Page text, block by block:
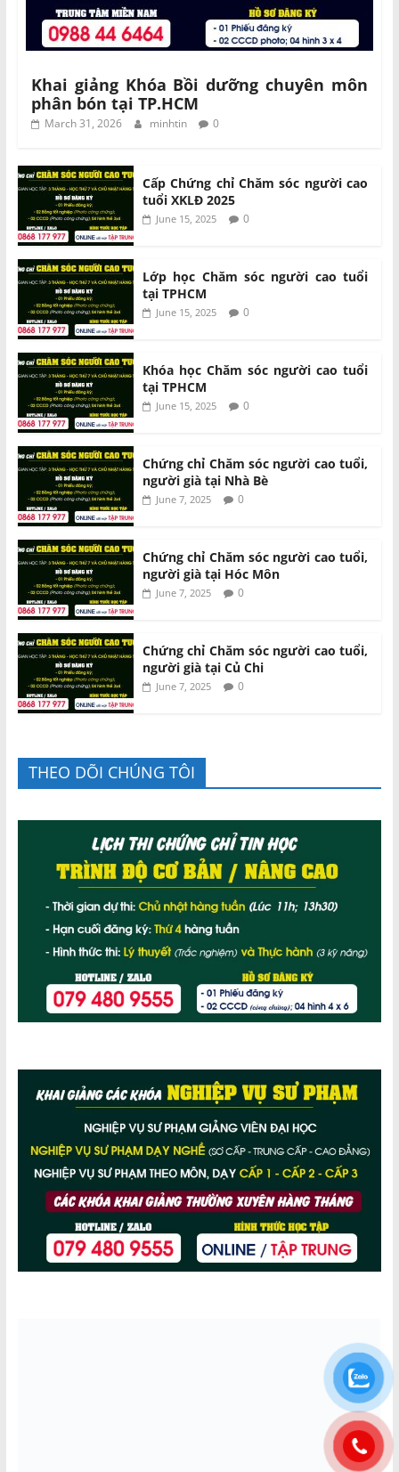
Khai giảng Khóa Bồi dưỡng chuyên môn
phân bón tại TP.HCM
March 31, 2026 minhtin 0
Cấp Chứng chỉ Chăm sóc người cao
tuổi XKLĐ 2025
June 15, 2025 0
Lớp học Chăm sóc người cao tuổi
tại TPHCM
June 15, 2025 0
Khóa học Chăm sóc người cao tuổi
tại TPHCM
June 15, 2025 0
Chứng chỉ Chăm sóc người cao tuổi,
người già tại Nhà Bè
June 7, 2025 0
Chứng chỉ Chăm sóc người cao tuổi,
người già tại Hóc Môn
June 7, 2025 0
Chứng chỉ Chăm sóc người cao tuổi,
người già tại Củ Chi
June 7, 2025 0
THEO DÕI CHÚNG TÔI